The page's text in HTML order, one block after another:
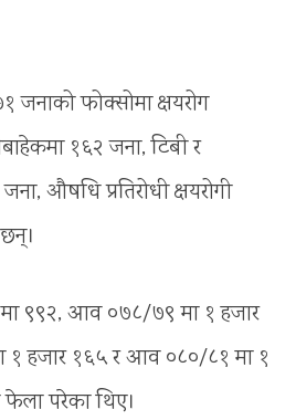
जनाको फोक्सोमा क्षयरोग
१६२ जना, टिबी र
औषधि प्रतिरोधी क्षयरोगी
९९२, आव ०७८/७९ मा १ हजार
हजार १६५ र आव ०८०/८१ मा १
फेला परेका थिए।